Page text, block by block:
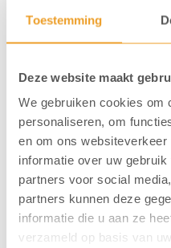
Toestemming
Deze website maakt
We gebruiken cookies om
personaliseren, om
en om ons
informatie over uw
partners voor social
partners kunnen deze
informatie die u aan ze
verzameld op basis van